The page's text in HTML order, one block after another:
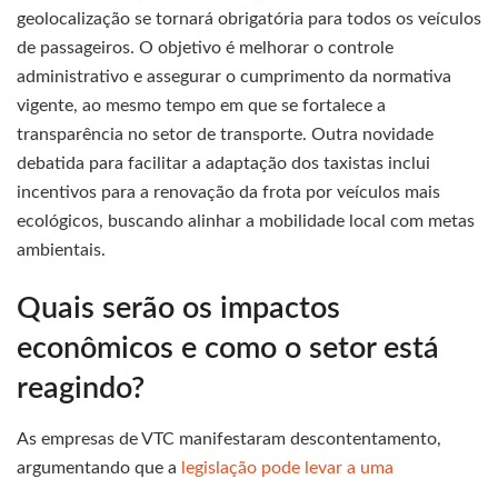
geolocalização se tornará obrigatória para todos os veículos
de passageiros. O objetivo é melhorar o controle
administrativo e assegurar o cumprimento da normativa
vigente, ao mesmo tempo em que se fortalece a
transparência no setor de transporte. Outra novidade
debatida para facilitar a adaptação dos taxistas inclui
incentivos para a renovação da frota por veículos mais
ecológicos, buscando alinhar a mobilidade local com metas
ambientais.
Quais serão os impactos
econômicos e como o setor está
reagindo?
As empresas de VTC manifestaram descontentamento,
argumentando que a legislação pode levar a uma